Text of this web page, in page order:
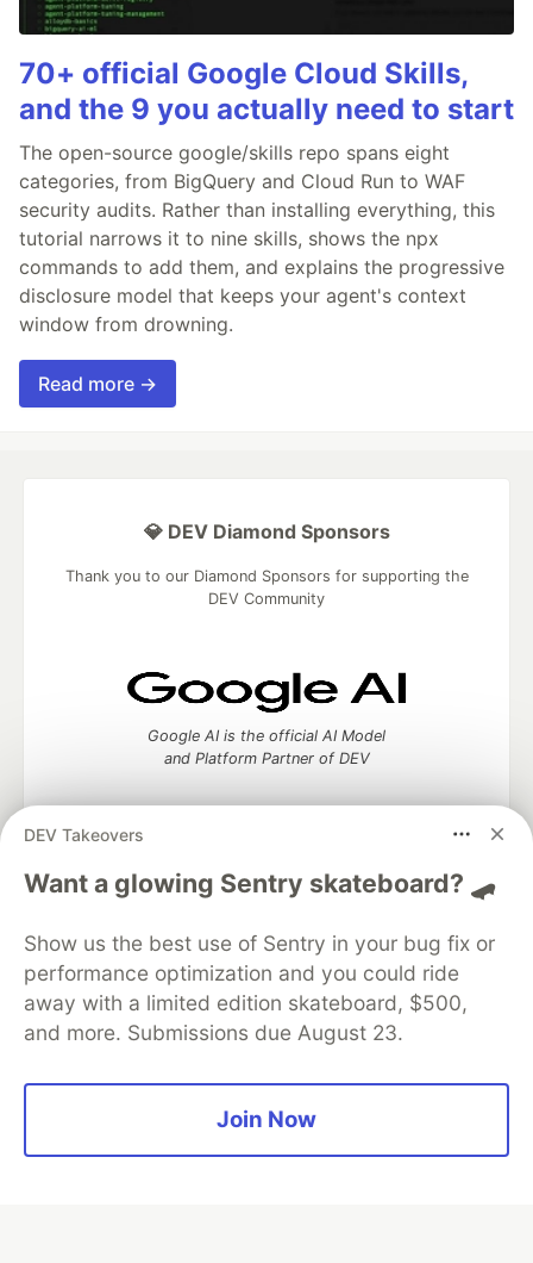
70+ official Google Cloud Skills,
and the 9 you actually need to start
The open-source google/skills repo spans eight
categories, from BigQuery and Cloud Run to WAF
security audits. Rather than installing everything, this
tutorial narrows it to nine skills, shows the npx
commands to add them, and explains the progressive
disclosure model that keeps your agent's context
window from drowning.
Read more →
DEV Takeovers
Want a glowing Sentry skateboard? 🛹
Show us the best use of Sentry in your bug fix or
performance optimization and you could ride
away with a limited edition skateboard, $500,
and more. Submissions due August 23.
Join Now
💎 DEV Diamond Sponsors
Thank you to our Diamond Sponsors for supporting the
DEV Community
Google AI is the official AI Model
and Platform Partner of DEV
Neon is the official database
partner of DEV
Algolia is the official search partner
of DEV
DEV Community— A space to discuss and keep up software